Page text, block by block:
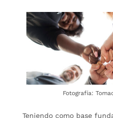
Fotografía:
Teniendo como base